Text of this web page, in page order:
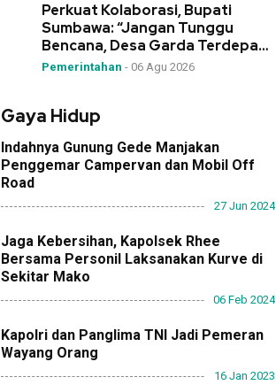
Perkuat Kolaborasi, Bupati
Sumbawa: “Jangan Tunggu
Bencana, Desa Garda Terdepan
Mitigasi!”
Pemerintahan - 06 Agu 2026
Gaya Hidup
Indahnya Gunung Gede Manjakan
Penggemar Campervan dan Mobil Off
Road
27 Jun 2024
Jaga Kebersihan, Kapolsek Rhee
Bersama Personil Laksanakan Kurve di
Sekitar Mako
06 Feb 2024
Kapolri dan Panglima TNI Jadi Pemeran
Wayang Orang
16 Jan 2023